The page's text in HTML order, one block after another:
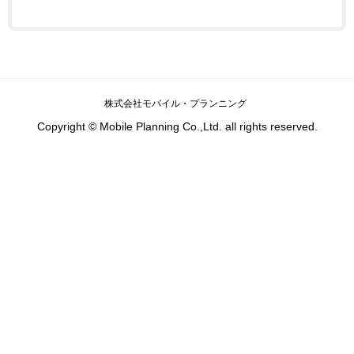
株式会社モバイル・プランニング
Copyright © Mobile Planning Co.,Ltd. all rights reserved.